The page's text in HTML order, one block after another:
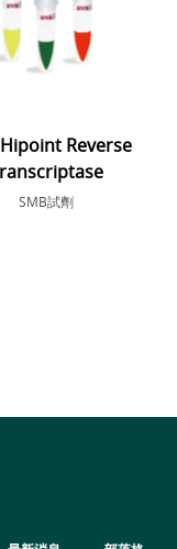
Reverse
SMB試劑